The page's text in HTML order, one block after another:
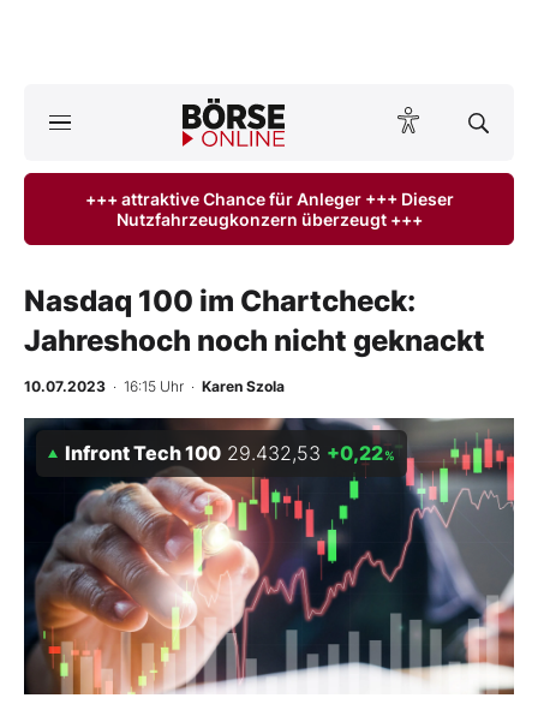
ktuelle Ausgabe BÖRSE ONLINE lesen
Finanz-Check
BO-Musterdepots
Experten
Mein B:O
Mein Konto
+++ attraktive Chance für Anleger +++ Dieser
Nutzfahrzeugkonzern überzeugt +++
Nasdaq 100 im Chartcheck:
Jahreshoch noch nicht geknackt
10.07.2023 · 16:15 Uhr · Karen Szola
Infront Tech 100 29.432,53 +0,22%